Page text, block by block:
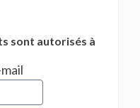
sont autorisés à